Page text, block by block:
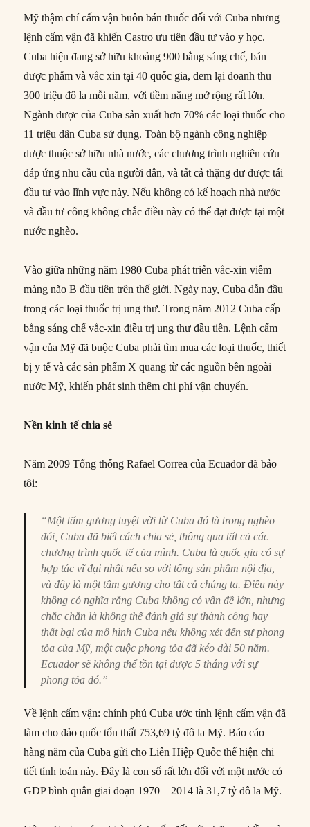
Mỹ thậm chí cấm vận buôn bán thuốc đối với Cuba nhưng
lệnh cấm vận đã khiến Castro ưu tiên đầu tư vào y học.
Cuba hiện đang sở hữu khoảng 900 bằng sáng chế, bán
dược phẩm và vắc xin tại 40 quốc gia, đem lại doanh thu
300 triệu đô la mỗi năm, với tiềm năng mở rộng rất lớn.
Ngành dược của Cuba sản xuất hơn 70% các loại thuốc cho
11 triệu dân Cuba sử dụng. Toàn bộ ngành công nghiệp
dược thuộc sở hữu nhà nước, các chương trình nghiên cứu
đáp ứng nhu cầu của người dân, và tất cả thặng dư được tái
đầu tư vào lĩnh vực này. Nếu không có kế hoạch nhà nước
và đầu tư công không chắc điều này có thể đạt được tại một
nước nghèo.
Vào giữa những năm 1980 Cuba phát triển vắc-xin viêm
màng não B đầu tiên trên thế giới. Ngày nay, Cuba dẫn đầu
trong các loại thuốc trị ung thư. Trong năm 2012 Cuba cấp
bằng sáng chế vắc-xin điều trị ung thư đầu tiên. Lệnh cấm
vận của Mỹ đã buộc Cuba phải tìm mua các loại thuốc, thiết
bị y tế và các sản phẩm X quang từ các nguồn bên ngoài
nước Mỹ, khiến phát sinh thêm chi phí vận chuyển.
Nền kinh tế chia sẻ
Năm 2009 Tổng thống Rafael Correa của Ecuador đã bảo
tôi:
“Một tấm gương tuyệt vời từ Cuba đó là trong nghèo
đói, Cuba đã biết cách chia sẻ, thông qua tất cả các
chương trình quốc tế của mình. Cuba là quốc gia có sự
hợp tác vĩ đại nhất nếu so với tổng sản phẩm nội địa,
và đây là một tấm gương cho tất cả chúng ta. Điều này
không có nghĩa rằng Cuba không có vấn đề lớn, nhưng
chắc chắn là không thể đánh giá sự thành công hay
thất bại của mô hình Cuba nếu không xét đến sự phong
tỏa của Mỹ, một cuộc phong tỏa đã kéo dài 50 năm.
Ecuador sẽ không thể tồn tại được 5 tháng với sự
phong tỏa đó.”
Về lệnh cấm vận: chính phủ Cuba ước tính lệnh cấm vận đã
làm cho đảo quốc tổn thất 753,69 tỷ đô la Mỹ. Báo cáo
hàng năm của Cuba gửi cho Liên Hiệp Quốc thể hiện chi
tiết tính toán này. Đây là con số rất lớn đối với một nước có
GDP bình quân giai đoạn 1970 – 2014 là 31,7 tỷ đô la Mỹ.